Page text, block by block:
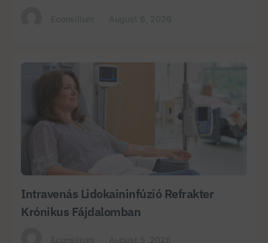
Intravenás Lidokaininfúzió Refrakter
Krónikus Fájdalomban